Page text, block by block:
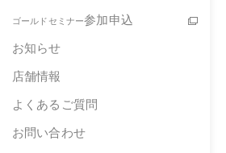
ゴールドセミナー参加申込
お知らせ
店舗情報
よくあるご質問
お問い合わせ